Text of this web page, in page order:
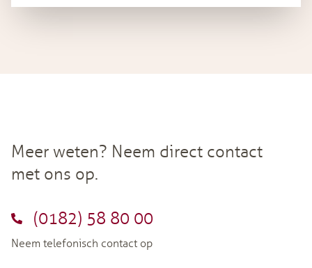
Meer weten? Neem direct contact
met ons op.
(0182) 58 80 00
Neem telefonisch contact op